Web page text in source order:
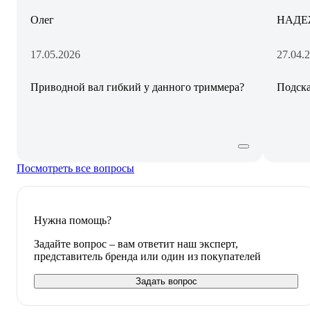
Олег
17.05.2026
Приводной вал гибкий у данного триммера?
Посмотреть все вопросы
Нужна помощь?
Задайте вопрос – вам ответит наш эксперт,
представитель бренда или один из покупателей
Задать вопрос